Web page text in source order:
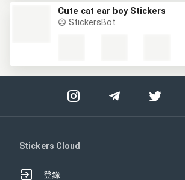
Cute cat ear boy Stickers
StickersBot
Stickers Cloud
登錄